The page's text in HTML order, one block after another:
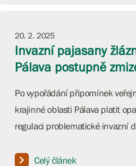
20. 2. 2025
Invazní pajasany
Pálava postupně
Po vypořádání připomínek
krajinné oblasti Pálava platit
regulaci problematické invazní
Celý článek